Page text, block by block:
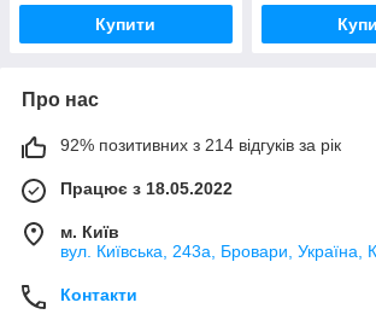
Купити
Про нас
92% позитивних з 214 відгуків за рік
Працює з 18.05.2022
м. Київ
вул. Київська, 243а, Бровари, Україна,
Контакти